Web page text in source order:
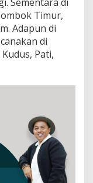
Timur,
Adapun di
di
Pati,